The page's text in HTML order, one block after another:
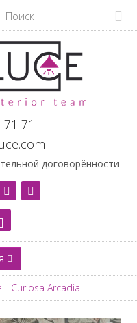
71
договорённости
Curiosa Arcadia